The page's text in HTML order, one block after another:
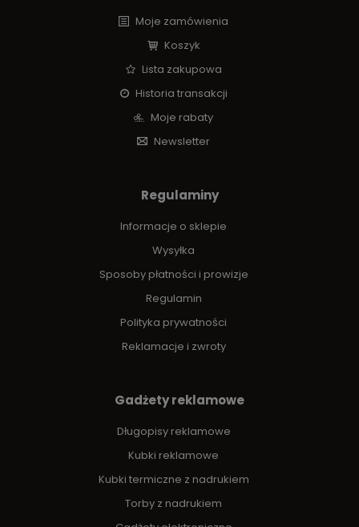
Moje zamówienia
Koszyk
Lista zakupowa
Historia transakcji
Moje rabaty
Newsletter
Regulaminy
Informacje o sklepie
Wysyłka
Sposoby płatności i prowizje
Regulamin
Polityka prywatności
Reklamacje i zwroty
Gadżety reklamowe
Długopisy reklamowe
Kubki reklamowe
Kubki termiczne z nadrukiem
Torby z nadrukiem